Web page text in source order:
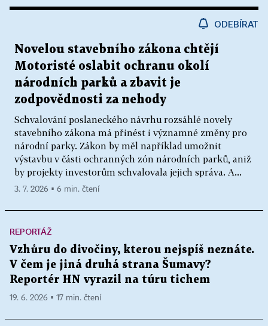
ODEBÍRAT
Novelou stavebního zákona chtějí
Motoristé oslabit ochranu okolí
národních parků a zbavit je
zodpovědnosti za nehody
Schvalování poslaneckého návrhu rozsáhlé novely
stavebního zákona má přinést i významné změny pro
národní parky. Zákon by měl například umožnit
výstavbu v části ochranných zón národních parků, aniž
by projekty investorům schvalovala jejich správa. A...
3. 7. 2026 ▪ 6 min. čtení
REPORTÁŽ
Vzhůru do divočiny, kterou nejspíš neznáte.
V čem je jiná druhá strana Šumavy?
Reportér HN vyrazil na túru tichem
19. 6. 2026 ▪ 17 min. čtení